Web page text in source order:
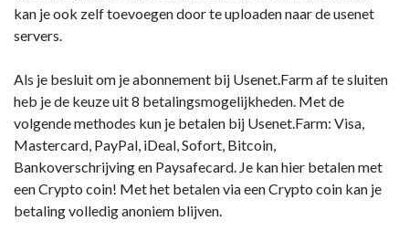
kan je ook zelf toevoegen door te uploaden naar de usenet
servers.
Als je besluit om je abonnement bij Usenet.Farm af te sluiten
heb je de keuze uit 8 betalingsmogelijkheden. Met de
volgende methodes kun je betalen bij Usenet.Farm: Visa,
Mastercard, PayPal, iDeal, Sofort, Bitcoin,
Bankoverschrijving en Paysafecard. Je kan hier betalen met
een Crypto coin! Met het betalen via een Crypto coin kan je
betaling volledig anoniem blijven.